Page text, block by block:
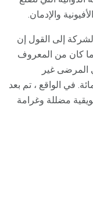
والإدمان.
إلى القول إن
كان من المعروف
المرضى غير
قد يصل إلى 50 في المائة. في الواقع ، تم بعد
مضللة وغرامة